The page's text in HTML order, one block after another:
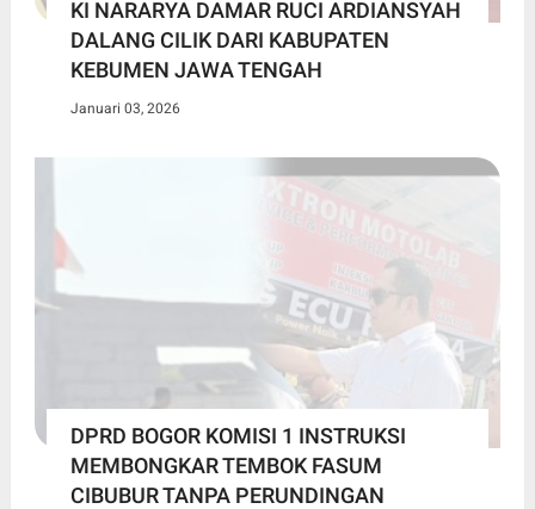
KI NARARYA DAMAR RUCI ARDIANSYAH
DALANG CILIK DARI KABUPATEN
KEBUMEN JAWA TENGAH
Januari 03, 2026
DPRD BOGOR KOMISI 1 INSTRUKSI
MEMBONGKAR TEMBOK FASUM
CIBUBUR TANPA PERUNDINGAN